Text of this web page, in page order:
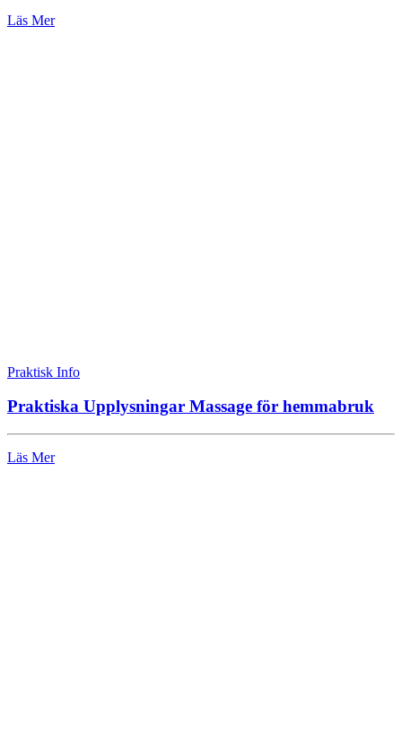
Läs Mer
Praktisk Info
Praktiska Upplysningar Massage för hemmabruk
Läs Mer